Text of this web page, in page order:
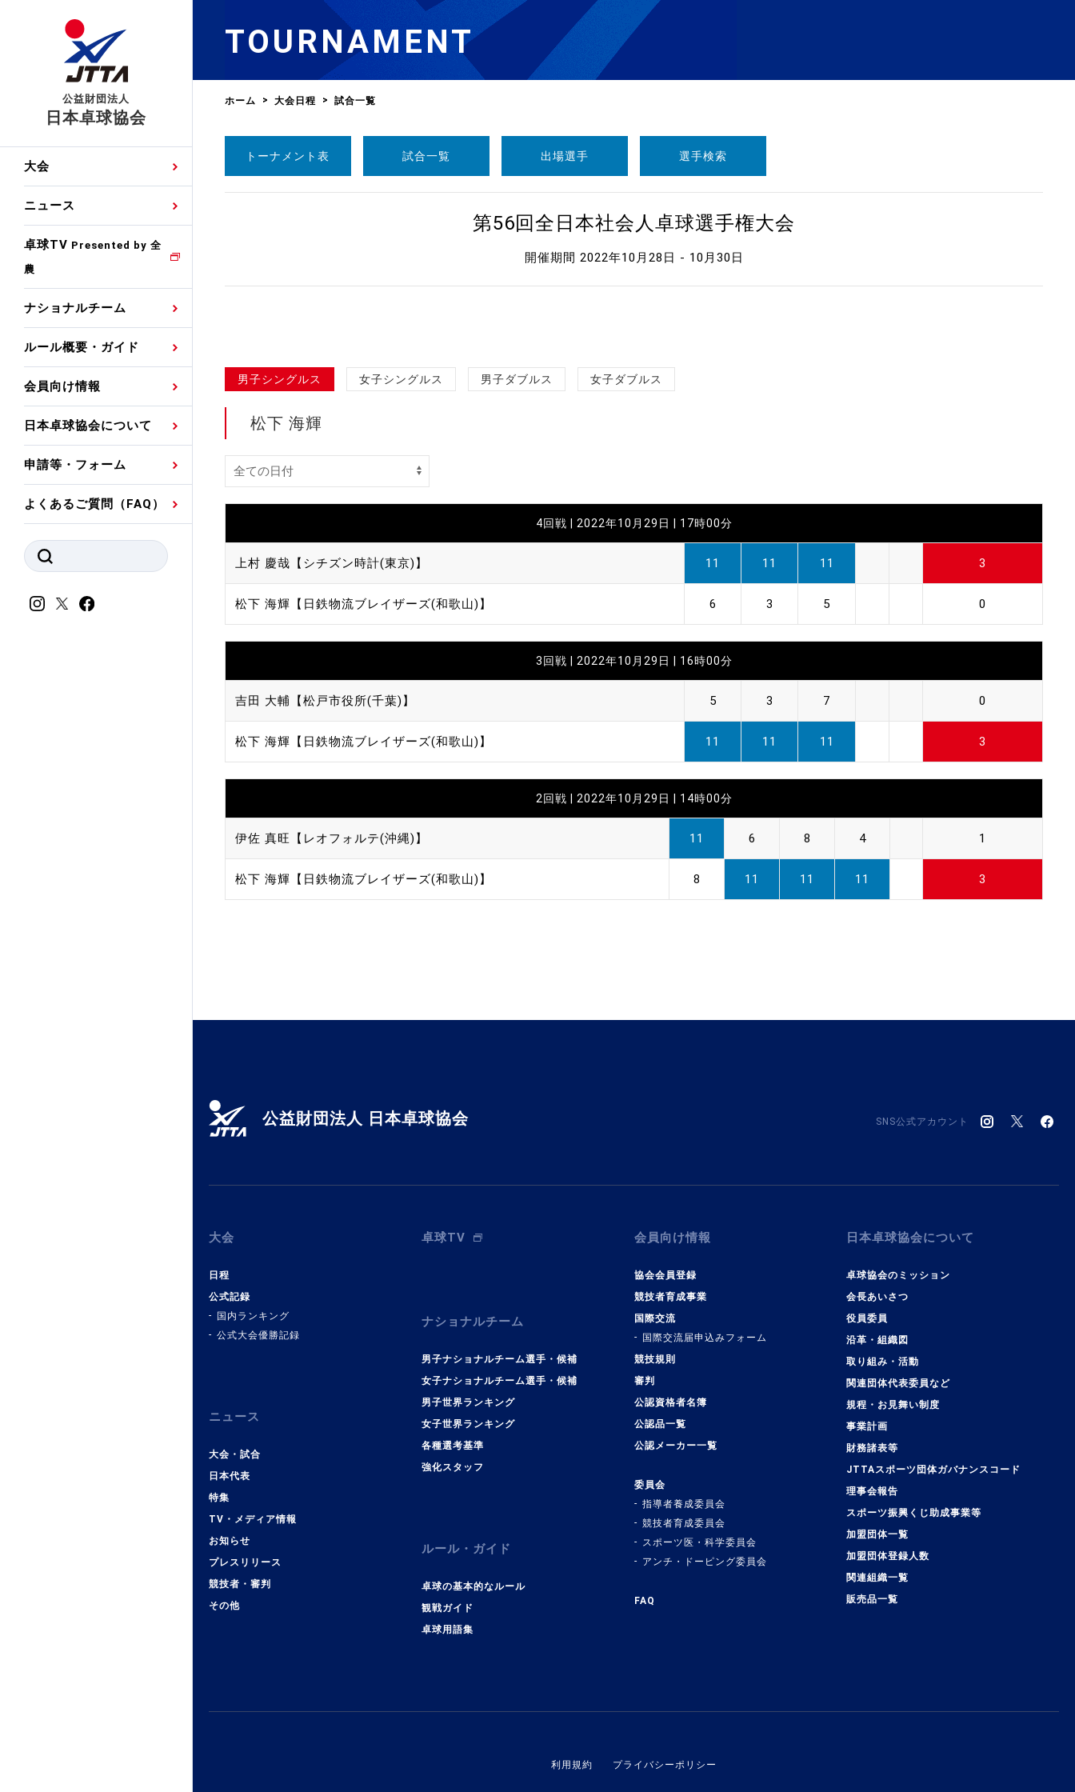
公益財団法人
日本卓球協会
大会
公式大会優勝記録
ニュース
大会・試合
TV・メディア情報
その他
卓球TV Presented by 全
農
ナショナルチーム
男子ナショナルチーム選
強化スタッフ
ルール概要・ガイド
卓球の基本的なルール
卓球用語集
会員向け情報
協会会員登録
審判
公認メーカー一覧
委員会
競技者育成委員会
スポーツ医・科学委員会
アンチ・ドーピング委員
日本卓球協会について
卓球協会のミッション
沿革・組織図
ハンドブックデータ
事業計画・事業報告
JTTAスポーツ団体ガバナ
ンスコード
理事会報告
加盟団体一覧
加盟団体登録人数
申請等・フォーム
国際交流届申込みフォーム
競技ウエアチーム名申請
審判員ネームプレート制作
申込
よくあるご質問（FAQ）
TOURNAMENT
ホーム 大会日程 試合一覧
トーナメント表 試合一覧 出場選手 選手検索
第56回全日本社会人卓球選手権大会
開催期間 2022年10月28日 - 10月30日
男子シングルス 女子シングルス 男子ダブルス 女子ダブルス
松下 海輝
4回戦 | 2022年10月29日 | 17時00分
上村 慶哉【シチズン時計(東京)】 11 11 11 3
松下 海輝【日鉄物流ブレイザーズ(和歌山)】 6 3 5 0
3回戦 | 2022年10月29日 | 16時00分
吉田 大輔【松戸市役所(千葉)】 5 3 7 0
松下 海輝【日鉄物流ブレイザーズ(和歌山)】 11 11 11 3
2回戦 | 2022年10月29日 | 14時00分
伊佐 真旺【レオフォルテ(沖縄)】 11 6 8 4 1
松下 海輝【日鉄物流ブレイザーズ(和歌山)】 8 11 11 11 3
公益財団法人 日本卓球協会 SNS公式アカウント
大会
日程
公式記録
国内ランキング
公式大会優勝記録
ニュース
大会・試合
日本代表
特集
TV・メディア情報
お知らせ
プレスリリース
競技者・審判
その他
卓球TV
ナショナルチーム
男子ナショナルチーム選手・候補
女子ナショナルチーム選手・候補
男子世界ランキング
女子世界ランキング
各種選考基準
強化スタッフ
ルール・ガイド
卓球の基本的なルール
観戦ガイド
卓球用語集
会員向け情報
協会会員登録
競技者育成事業
国際交流
国際交流届申込みフォーム
競技規則
審判
公認資格者名簿
公認品一覧
公認メーカー一覧
委員会
指導者養成委員会
競技者育成委員会
スポーツ医・科学委員会
アンチ・ドーピング委員会
FAQ
日本卓球協会について
卓球協会のミッション
会長あいさつ
役員委員
沿革・組織図
取り組み・活動
関連団体代表委員など
規程・お見舞い制度
事業計画
財務諸表等
JTTAスポーツ団体ガバナンスコード
理事会報告
スポーツ振興くじ助成事業等
加盟団体一覧
加盟団体登録人数
関連組織一覧
販売品一覧
利用規約 プライバシーポリシー